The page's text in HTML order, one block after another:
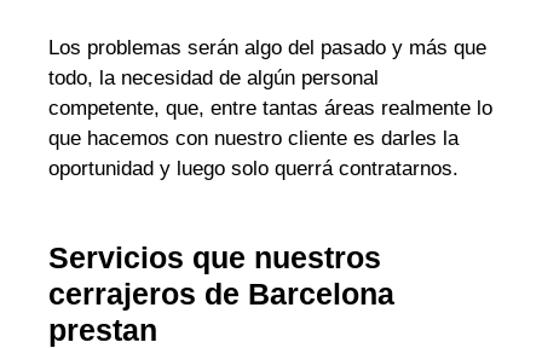
Los problemas serán algo del pasado y más que
todo, la necesidad de algún personal
competente, que, entre tantas áreas realmente lo
que hacemos con nuestro cliente es darles la
oportunidad y luego solo querrá contratarnos.
Servicios que nuestros
cerrajeros de Barcelona
prestan